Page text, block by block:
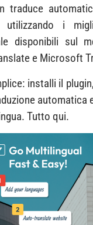
traduce
utilizzando i
disponibili sul
e Microsoft
installi il
automatica
Tutto qui.